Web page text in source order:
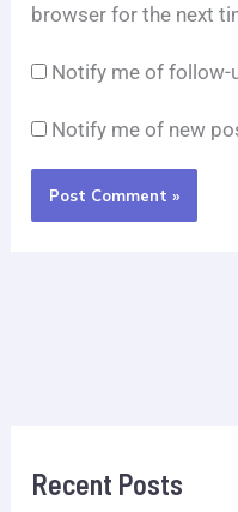
browser for the next
Notify me of follow-
Notify me of new
Recent Posts